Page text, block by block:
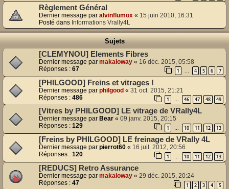
Règlement Général
Dernier message par alvinflumox « 15 juin 2010, 16:31
Posté dans Informations Vrally4L
Sujets
[CLEMYNOU] Elements Fibres
Dernier message par makaloway « 16 déc. 2015, 05:58
Réponses : 67 1 4 5 6 7
[PHILGOOD] Freins et vitrages !
Dernier message par philgood « 31 oct. 2015, 21:21
Réponses : 486 1 … 46 47 48 49
[Vitres by PHILGOOD] LE vitrage de VRally4L
Dernier message par Bear « 09 janv. 2015, 20:15
Réponses : 129 1 … 10 11 12 13
[Freins by PHILGOOD] LE freinage de VRally 4L
Dernier message par pierrot60 « 16 juil. 2012, 20:56
Réponses : 120 1 … 10 11 12 13
[REDUCS] Retro Assurance
Dernier message par makaloway « 29 déc. 2015, 20:24
Réponses : 47 1 2 3 4 5